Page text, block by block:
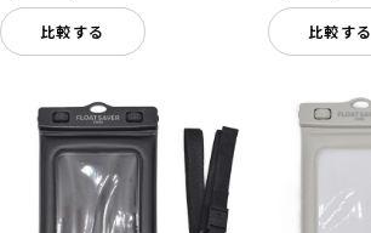
比較する 比較する